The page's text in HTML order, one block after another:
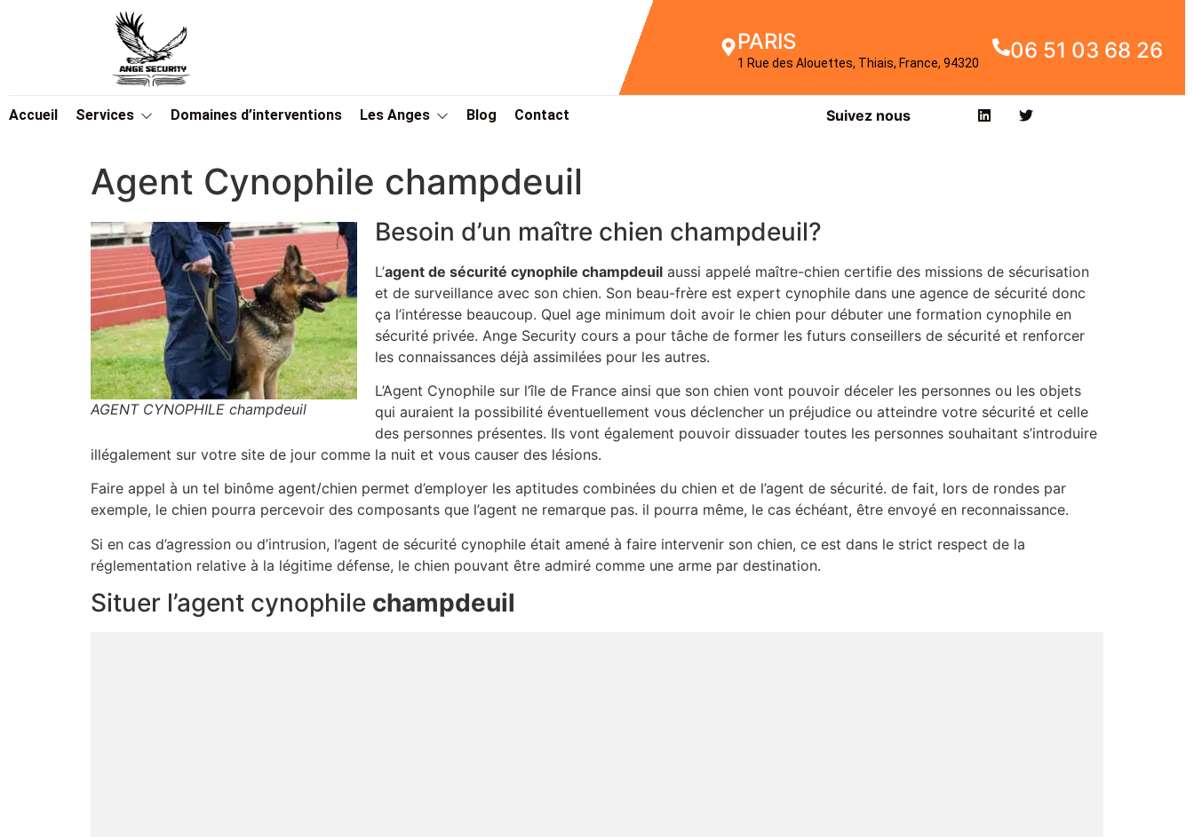
PARIS
1 Rue des Alouettes, Thiais, France, 94320 06 51 03 68 26
Accueil Services Domaines d’interventions Les Anges Blog Contact Suivez nous
Agent Cynophile champdeuil
AGENT CYNOPHILE champdeuil
Besoin d’un maître chien champdeuil?
L’agent de sécurité cynophile champdeuil aussi appelé maître-chien certifie des missions de sécurisation
et de surveillance avec son chien. Son beau-frère est expert cynophile dans une agence de sécurité donc
ça l’intéresse beaucoup. Quel age minimum doit avoir le chien pour débuter une formation cynophile en
sécurité privée. Ange Security cours a pour tâche de former les futurs conseillers de sécurité et renforcer
les connaissances déjà assimilées pour les autres.
L’Agent Cynophile sur l’île de France ainsi que son chien vont pouvoir déceler les personnes ou les objets
qui auraient la possibilité éventuellement vous déclencher un préjudice ou atteindre votre sécurité et celle
des personnes présentes. Ils vont également pouvoir dissuader toutes les personnes souhaitant s’introduire
illégalement sur votre site de jour comme la nuit et vous causer des lésions.
Faire appel à un tel binôme agent/chien permet d’employer les aptitudes combinées du chien et de l’agent de sécurité. de fait, lors de rondes par
exemple, le chien pourra percevoir des composants que l’agent ne remarque pas. il pourra même, le cas échéant, être envoyé en reconnaissance.
Si en cas d’agression ou d’intrusion, l’agent de sécurité cynophile était amené à faire intervenir son chien, ce est dans le strict respect de la
réglementation relative à la légitime défense, le chien pouvant être admiré comme une arme par destination.
Situer l’agent cynophile champdeuil